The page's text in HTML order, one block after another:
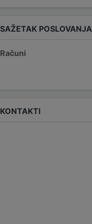
SAŽETAK POSLOVANJA
Računi
KONTAKTI